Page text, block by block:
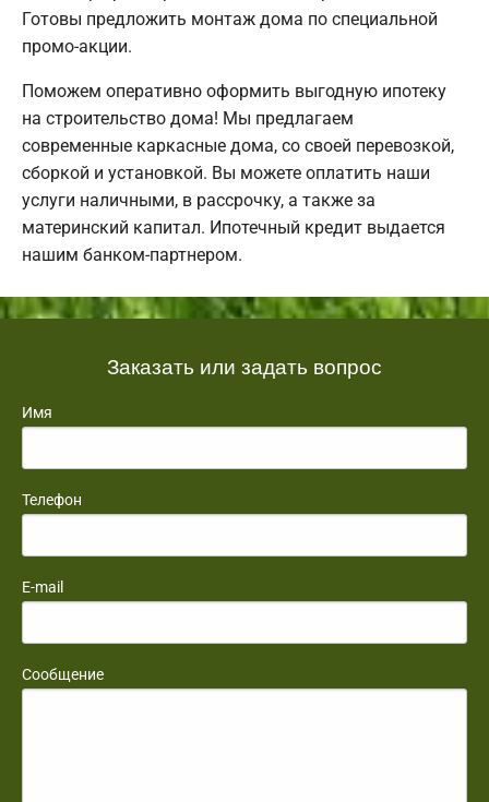
Готовы предложить монтаж дома по специальной
промо-акции.
Поможем оперативно оформить выгодную ипотеку
на строительство дома! Мы предлагаем
современные каркасные дома, со своей перевозкой,
сборкой и установкой. Вы можете оплатить наши
услуги наличными, в рассрочку, а также за
материнский капитал. Ипотечный кредит выдается
нашим банком-партнером.
Заказать или задать вопрос
Имя
Телефон
E-mail
Сообщение